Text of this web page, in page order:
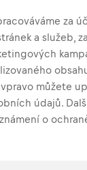
US$ CÍL
z tvého
za
a služeb,
můžete
údajů.
o